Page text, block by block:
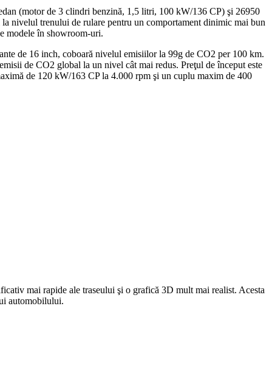
(motor de 3 clindri benzină, 1,5 litri, 100 kW/136 CP) şi 26950
nivelul trenului de rulare pentru un comportament dinimic mai bun
modele în showroom-uri.
de 16 inch, coboară nivelul emisiilor la 99g de CO2 per 100 km.
de CO2 global la un nivel cât mai redus. Preţul de început este
de 120 kW/163 CP la 4.000 rpm şi un cuplu maxim de 400
mai rapide ale traseului şi o grafică 3D mult mai realist. Acesta
automobilului.